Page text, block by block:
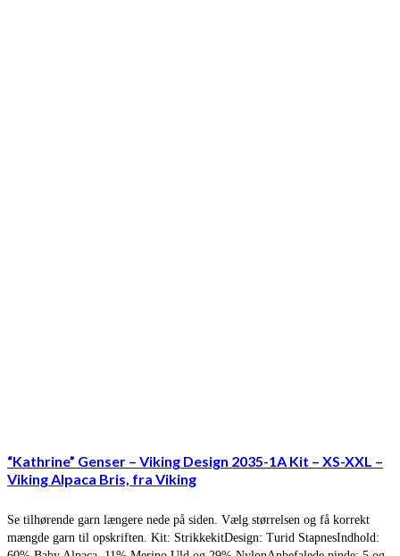
“Kathrine” Genser – Viking Design 2035-1A Kit – XS-XXL –
Viking Alpaca Bris, fra Viking
Se tilhørende garn længere nede på siden. Vælg størrelsen og få korrekt
mængde garn til opskriften. Kit: StrikkekitDesign: Turid StapnesIndhold: